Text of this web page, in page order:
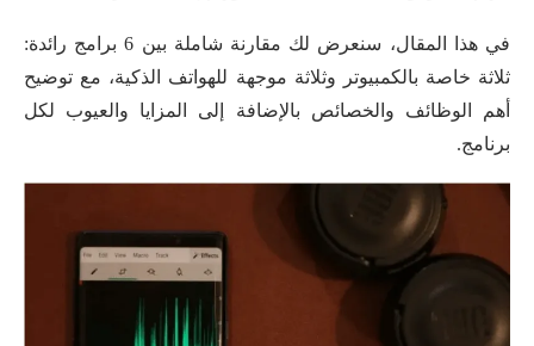
في هذا المقال، سنعرض لك مقارنة شاملة بين 6 برامج رائدة:
ثلاثة خاصة بالكمبيوتر وثلاثة موجهة للهواتف الذكية، مع توضيح
أهم الوظائف والخصائص بالإضافة إلى المزايا والعيوب لكل
برنامج.